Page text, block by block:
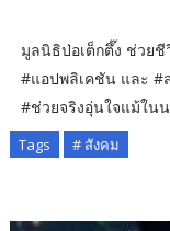
มูลนิธิป่อเต็กตึ๊ง ช่วย
#แอปพลิเคชัน และ #
#ช่วยจริงอุ่นใจแม้ใน
Tags # สังคม